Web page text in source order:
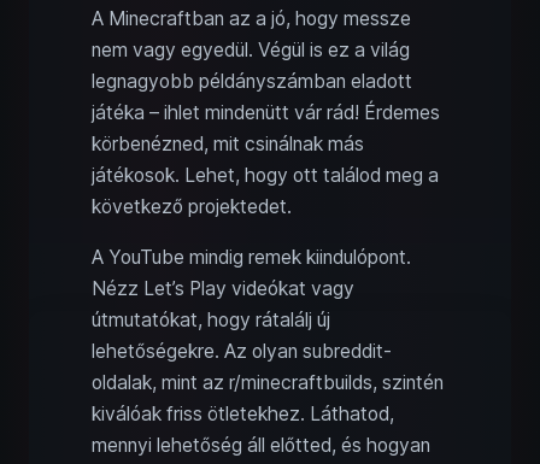
A Minecraftban az a jó, hogy messze
nem vagy egyedül. Végül is ez a világ
legnagyobb példányszámban eladott
játéka – ihlet mindenütt vár rád! Érdemes
körbenézned, mit csinálnak más
játékosok. Lehet, hogy ott találod meg a
következő projektedet.
A YouTube mindig remek kiindulópont.
Nézz Let’s Play videókat vagy
útmutatókat, hogy rátalálj új
lehetőségekre. Az olyan subreddit-
oldalak, mint az r/minecraftbuilds, szintén
kiválóak friss ötletekhez. Láthatod,
mennyi lehetőség áll előtted, és hogyan